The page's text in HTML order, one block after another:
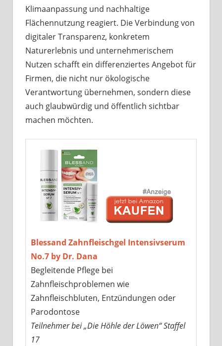
Klimaanpassung und nachhaltige
Flächennutzung reagiert. Die Verbindung von
digitaler Transparenz, konkretem
Naturerlebnis und unternehmerischem
Nutzen schafft ein differenziertes Angebot für
Firmen, die nicht nur ökologische
Verantwortung übernehmen, sondern diese
auch glaubwürdig und öffentlich sichtbar
machen möchten.
Blessand Zahnfleischgel Intensivserum
No.7 by Dr. Dana
Begleitende Pflege bei
Zahnfleischproblemen wie
Zahnfleischbluten, Entzündungen oder
Parodontose
Teilnehmer bei „Die Höhle der Löwen“ Staffel
17